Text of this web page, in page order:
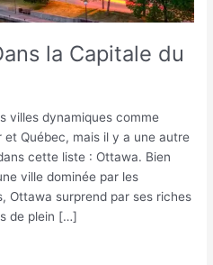
la Capitale du
villes dynamiques comme
Québec, mais il y a une autre
cette liste : Ottawa. Bien
ville dominée par les
Ottawa surprend par ses riches
de plein […]